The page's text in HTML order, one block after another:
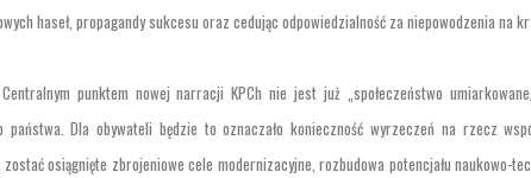
haseł, propagandy sukcesu oraz cedując odpowiedzialność za niepowodzenia na
punktem nowej narracji KPCh nie jest już „społeczeństwo
państwa. Dla obywateli będzie to oznaczało konieczność wyrzeczeń na rzecz
osiągnięte zbrojeniowe cele modernizacyjne, rozbudowa potencjału naukowo-